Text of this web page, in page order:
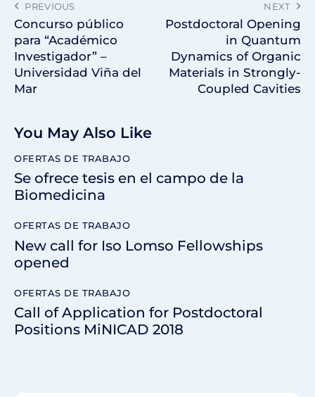
PREVIOUS
Concurso público
para “Académico
Investigador” –
Universidad Viña del
Mar
NEXT
Postdoctoral Opening
in Quantum
Dynamics of Organic
Materials in Strongly-
Coupled Cavities
You May Also Like
OFERTAS DE TRABAJO
Se ofrece tesis en el campo de la
Biomedicina
OFERTAS DE TRABAJO
New call for Iso Lomso Fellowships
opened
OFERTAS DE TRABAJO
Call of Application for Postdoctoral
Positions MiNICAD 2018